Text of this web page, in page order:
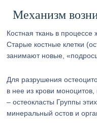
Механизм
Костная ткань в процессе
Старые костные клетки
занимают новые,
Для разрушения
в нее из крови
– остеокласты Группы
минеральный остов и